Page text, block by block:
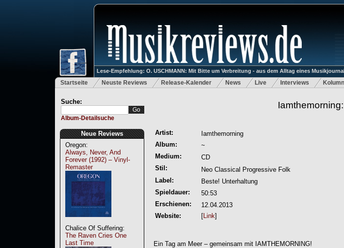
Lese-Empfehlung: O. USCHMANN: Mit Bitte um Verbreitung - aus dem Alltag eines
Startseite Neuste Reviews Release-Kalender News Live Interviews
Suche:
Album-Detailsuche
Neue Reviews
Oregon:
Always, Never, And
Forever (1992) – Vinyl-
Remaster
Chalice Of Suffering:
The Raven Cries One
Last Time
Artist:
Iamthemorning
Album:
~
Medium:
CD
Stil:
Neo Classical Progressive Folk
Label:
Beste! Unterhaltung
Spieldauer:
50:53
Erschienen:
12.04.2013
Website:
[Link]
Ein Tag am Meer – gemeinsam mit IAMTHEMORNING!